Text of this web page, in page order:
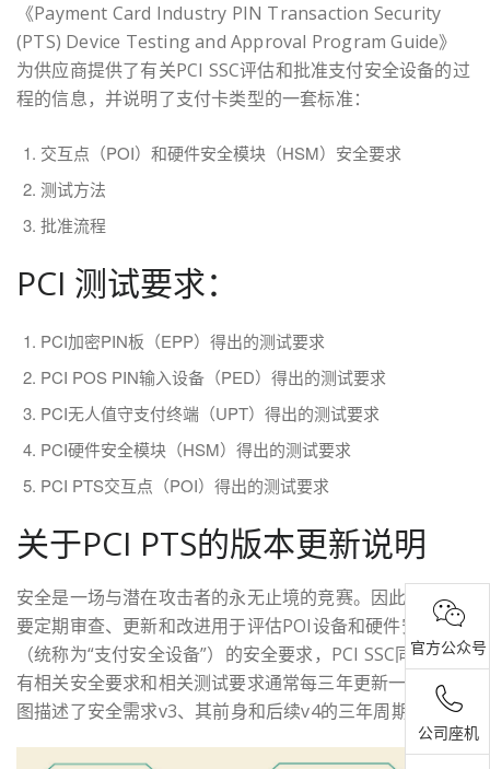
《Payment Card Industry PIN Transaction Security
(PTS) Device Testing and Approval Program Guide》
为供应商提供了有关PCI SSC评估和批准支付安全设备的过
程的信息，并说明了支付卡类型的一套标准：
交互点（POI）和硬件安全模块（HSM）安全要求
测试方法
批准流程
PCI 测试要求：
PCI加密PIN板（EPP）得出的测试要求
PCI POS PIN输入设备（PED）得出的测试要求
PCI无人值守支付终端（UPT）得出的测试要求
PCI硬件安全模块（HSM）得出的测试要求
PCI PTS交互点（POI）得出的测试要求
关于PCI PTS的版本更新说明
安全是一场与潜在攻击者的永无止境的竞赛。因此，有必
要定期审查、更新和改进用于评估POI设备和硬件安全模块
（统称为“支付安全设备”）的安全要求，PCI SSC同意，所
有相关安全要求和相关测试要求通常每三年更新一次。下
图描述了安全需求v3、其前身和后续v4的三年周期：
官方公众号
公司座机